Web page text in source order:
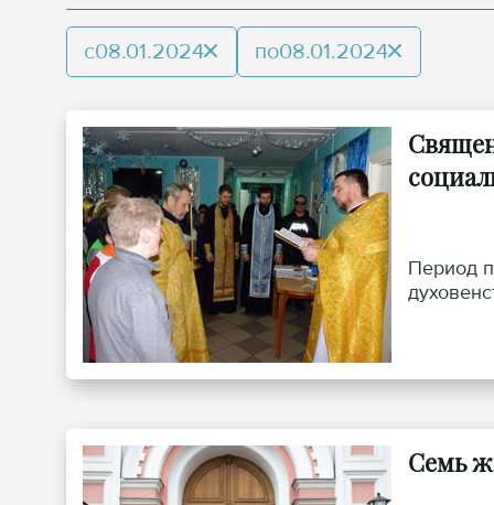
с08.01.2024 по08.01.2024
Период
Семь